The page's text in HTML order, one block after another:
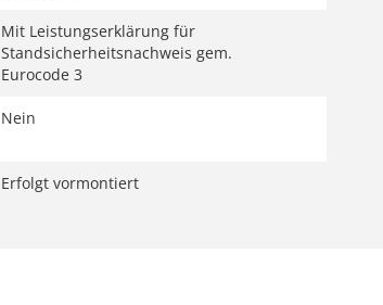
Mit Leistungserklärung für
Standsicherheitsnachweis gem.
Eurocode 3
Nein
Erfolgt vormontiert